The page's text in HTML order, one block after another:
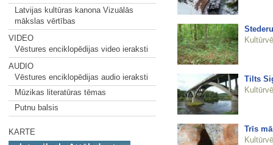
Latvijas kultūras kanona Vizuālās
mākslas vērtības
VIDEO
Vēstures enciklopēdijas video ieraksti
AUDIO
Vēstures enciklopēdijas audio ieraksti
Mūzikas literatūras tēmas
Putnu balsis
KARTE
Tilts
Trīs